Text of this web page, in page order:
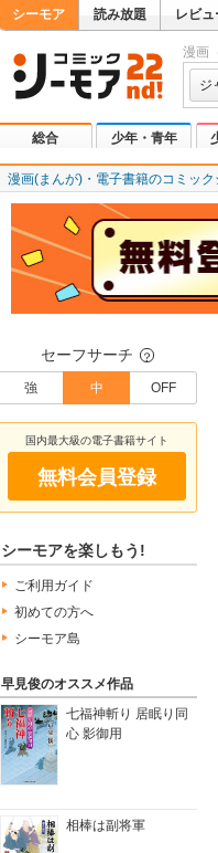
シーモア 読み放題 レビュ
漫画
ジ
総合 少年・青年
漫画(まんが)・電子書籍のコミッ
セーフサーチ ？
強 中 OFF
国内最大級の電子書籍サイト
無料会員登録
シーモアを楽しもう!
ご利用ガイド
初めての方へ
シーモア島
早見俊のオススメ作品
七福神斬り 居眠り同
心 影御用
相棒は副将軍